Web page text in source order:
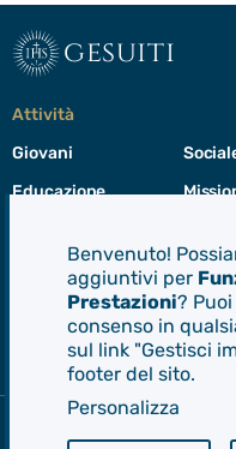
gesuiti
Attività
Giovani
Educazione
Gesuiti
Menù
di
navigazione
del
footer
Benvenuto!
aggiuntivi per
Prestazioni?
consenso in
sul link "Gestisci
footer del sito.
Personalizza